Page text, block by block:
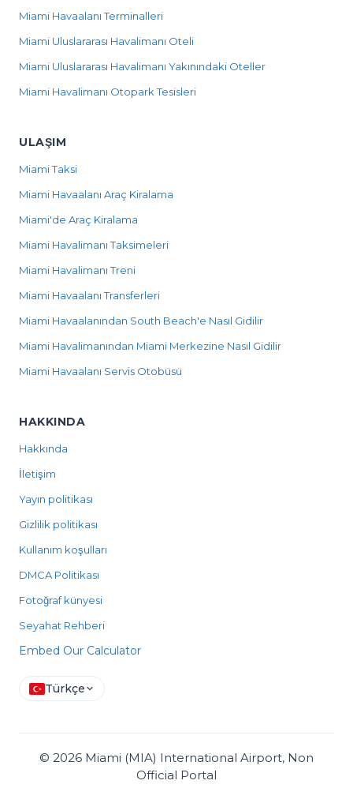
Miami Havaalanı Terminalleri
Miami Uluslararası Havalimanı Oteli
Miami Uluslararası Havalimanı Yakınındaki Oteller
Miami Havalimanı Otopark Tesisleri
ULAŞIM
Miami Taksi
Miami Havaalanı Araç Kiralama
Miami'de Araç Kiralama
Miami Havalimanı Taksimeleri
Miami Havalimanı Treni
Miami Havaalanı Transferleri
Miami Havaalanından South Beach'e Nasıl Gidilir
Miami Havalimanından Miami Merkezine Nasıl Gidilir
Miami Havaalanı Servis Otobüsü
HAKKINDA
Hakkında
İletişim
Yayın politikası
Gizlilik politikası
Kullanım koşulları
DMCA Politikası
Fotoğraf künyesi
Seyahat Rehberi
Embed Our Calculator
Türkçe
© 2026 Miami (MIA) International Airport, Non
Official Portal